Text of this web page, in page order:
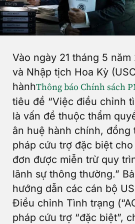
Vào ngày 21 tháng 5
và Nhập tịch Hoa Kỳ
hànhThông báo Chính sách
tiêu đề “Việc điều chỉnh
là vấn đề thuộc thẩm
ân huệ hành chính, đồng
pháp cứu trợ đặc biệt
đơn được miễn trừ quy
lãnh sự thông thường.”
hướng dẫn các cán bộ
Điều chỉnh Tình trạng
pháp cứu trợ “đặc biệt”,